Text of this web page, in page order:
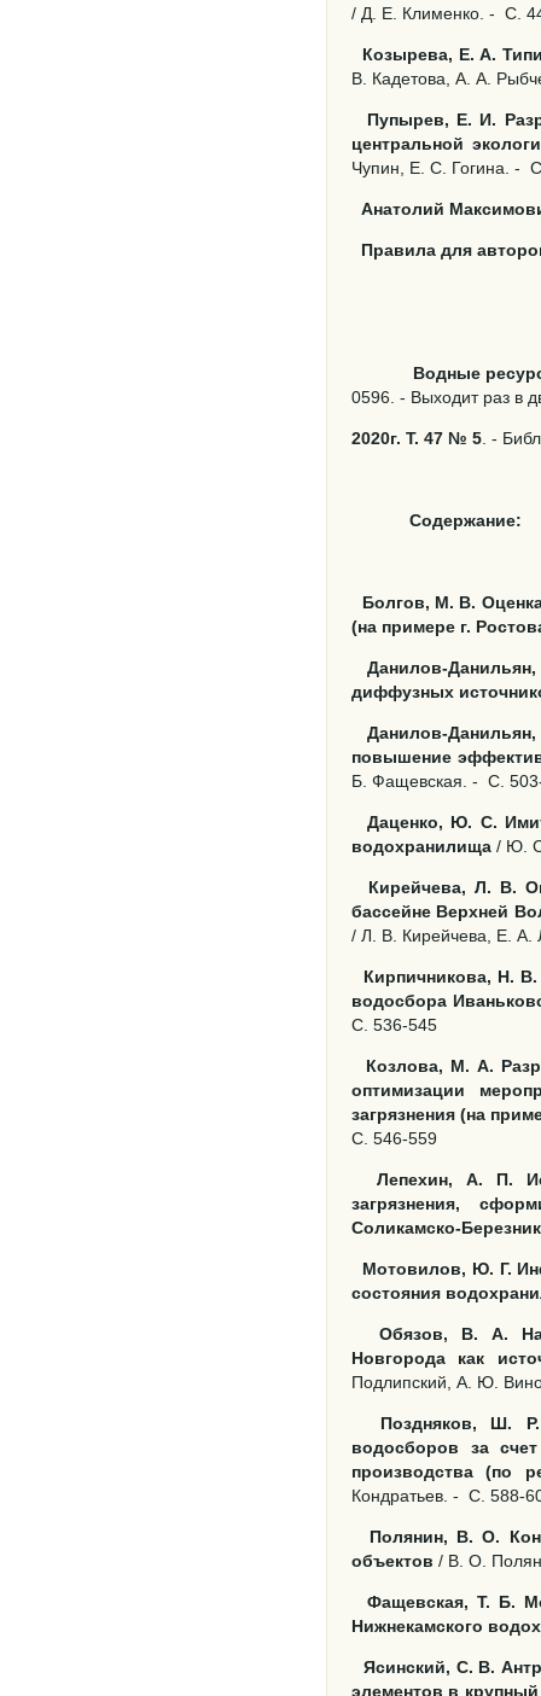
/ Д. Е. Клименко. - С.
Козырева, Е. А.
В. Кадетова, А. А.
Пупырев, Е. И.
центральной
Чупин, Е. С. Гогина. -
Анатолий
Правила для
Водные
0596. - Выходит раз в
2020г. Т. 47 № 5 . -
Содержание:
Болгов, М. В.
(на примере г.
Данилов-
диффузных
Данилов-
повышение
Б. Фащевская. - С.
Даценко, Ю. С.
водохранилища / Ю.
Кирейчева, Л. В.
бассейне Верхней
/ Л. В. Кирейчева, Е. А.
Кирпичникова, Н.
водосбора
С. 536-545
Козлова, М. А.
оптимизации
загрязнения (на
С. 546-559
Лепехин, А. П.
загрязнения,
Соликамско-
Мотовилов, Ю. Г.
состояния
Обязов, В. А.
Новгорода как
Подлипский, А. Ю.
Поздняков, Ш.
водосборов за
производства (по
Кондратьев. - С. 588-
Полянин, В. О.
объектов / В. О.
Фащевская, Т. Б.
Нижнекамского
Ясинский, С. В.
элементов в